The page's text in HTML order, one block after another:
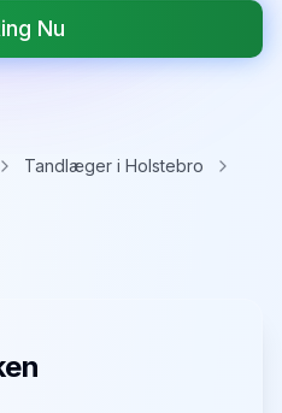
Nu
Tandlæger i Holstebro